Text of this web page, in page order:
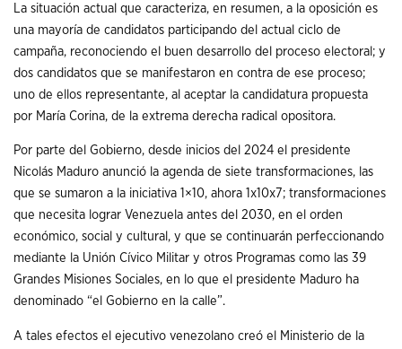
La situación actual que caracteriza, en resumen, a la oposición es
una mayoría de candidatos participando del actual ciclo de
campaña, reconociendo el buen desarrollo del proceso electoral; y
dos candidatos que se manifestaron en contra de ese proceso;
uno de ellos representante, al aceptar la candidatura propuesta
por María Corina, de la extrema derecha radical opositora.
Por parte del Gobierno, desde inicios del 2024 el presidente
Nicolás Maduro anunció la agenda de siete transformaciones, las
que se sumaron a la iniciativa 1×10, ahora 1x10x7; transformaciones
que necesita lograr Venezuela antes del 2030, en el orden
económico, social y cultural, y que se continuarán perfeccionando
mediante la Unión Cívico Militar y otros Programas como las 39
Grandes Misiones Sociales, en lo que el presidente Maduro ha
denominado “el Gobierno en la calle”.
A tales efectos el ejecutivo venezolano creó el Ministerio de la